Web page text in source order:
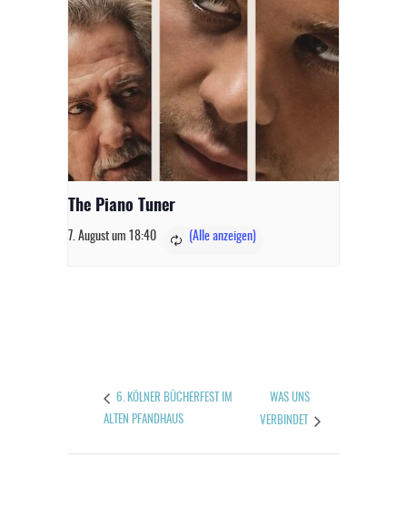
The Piano Tuner
7. August um 18:40
6. KÖLNER BÜCHERFEST IM
ALTEN PFANDHAUS
WAS UNS
VERBINDET